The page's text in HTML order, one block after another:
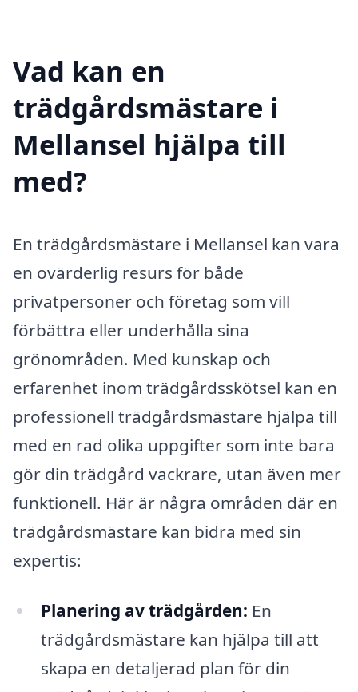
Vad kan en
trädgårdsmästare i
Mellansel hjälpa till
med?
En trädgårdsmästare i Mellansel kan vara
en ovärderlig resurs för både
privatpersoner och företag som vill
förbättra eller underhålla sina
grönområden. Med kunskap och
erfarenhet inom trädgårdsskötsel kan en
professionell trädgårdsmästare hjälpa till
med en rad olika uppgifter som inte bara
gör din trädgård vackrare, utan även mer
funktionell. Här är några områden där en
trädgårdsmästare kan bidra med sin
expertis:
Planering av trädgården: En
trädgårdsmästare kan hjälpa till att
skapa en detaljerad plan för din